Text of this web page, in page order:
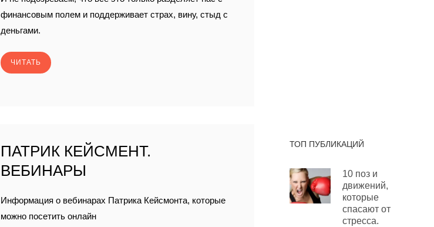
финансовым полем и поддерживает страх, вину, стыд с
деньгами.
ЧИТАТЬ
ПАТРИК КЕЙСМЕНТ.
ВЕБИНАРЫ
Информация о вебинарах Патрика Кейсмонта, которые
можно посетить онлайн
ТОП ПУБЛИКАЦИЙ
10 поз и
движений,
которые
спасают от
стресса.